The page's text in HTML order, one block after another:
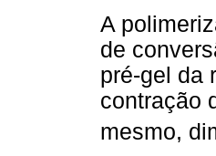
A
de
pré-gel da
contração
mesmo,